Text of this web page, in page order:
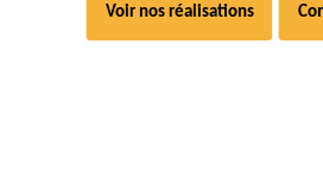
Voir nos réalisations